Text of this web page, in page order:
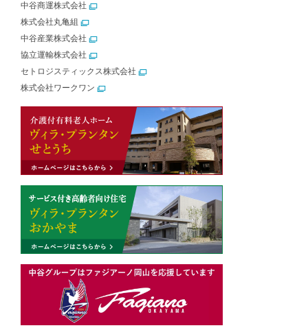
中谷商運株式会社
株式会社丸亀組
中谷産業株式会社
協立運輸株式会社
セトロジスティックス株式会社
株式会社ワークワン